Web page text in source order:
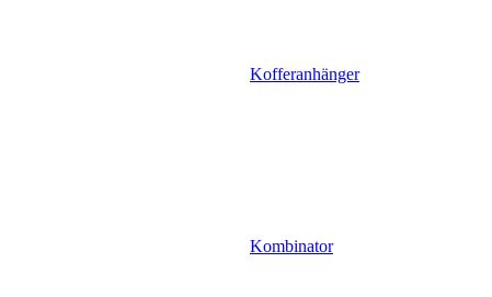
Kofferanhänger
Kombinator